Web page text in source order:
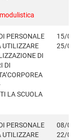
PERSONALE
UTILIZZARE
DI
DI
LA SCUOLA
15/
25/
PERSONALE
UTILIZZARE
08/
22/